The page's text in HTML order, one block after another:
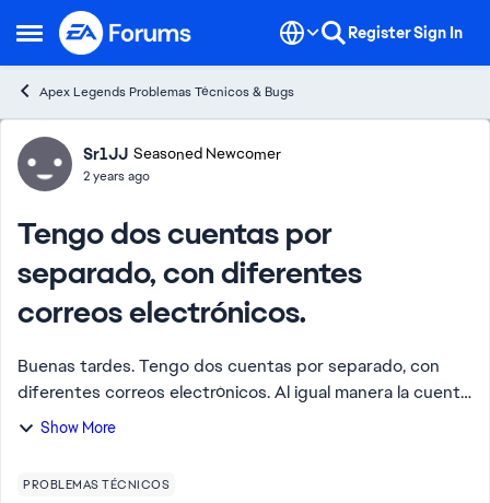
Open Side Menu
Skip to content RegisterSign In
Apex Legends Problemas Técnicos & Bugs
Forum Discussion
Sr1JJ Seasoned Newcomer
2 years ago
Tengo dos cuentas por
separado, con diferentes
correos electrónicos.
Buenas tardes. Tengo dos cuentas por separado, con
diferentes correos electrónicos. Al igual manera la cuenta
de xbox no me deja desvincular cuenta hasta el 09-01-
Show More
PROBLEMAS TÉCNICOS